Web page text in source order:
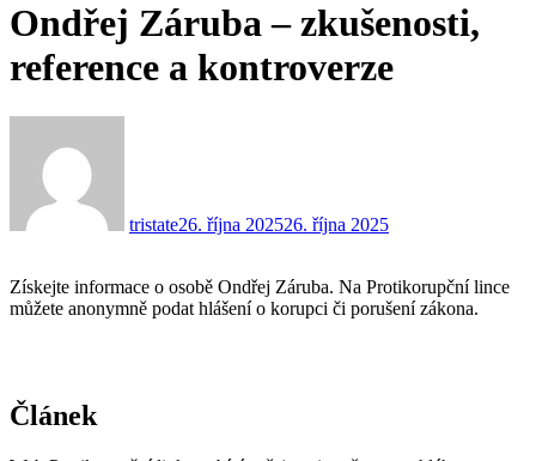
Ondřej Záruba – zkušenosti,
reference a kontroverze
tristate26. října 202526. října 2025
Získejte informace o osobě Ondřej Záruba. Na Protikorupční lince
můžete anonymně podat hlášení o korupci či porušení zákona.
Článek